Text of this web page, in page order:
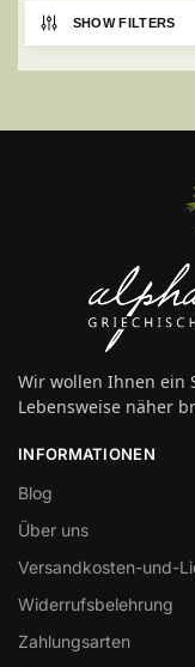
SHOW FILTERS
Wir wollen Ihnen ein
Lebensweise näher
INFORMATIONEN
Blog
Über uns
Versandkosten-und-
Widerrufsbelehrung
Zahlungsarten